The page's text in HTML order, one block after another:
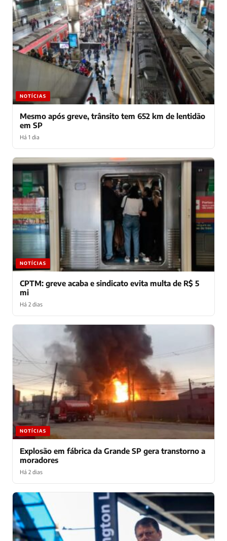
NOTÍCIAS
Mesmo após greve, trânsito tem 652 km de lentidão
em SP
Há 1 dia
NOTÍCIAS
CPTM: greve acaba e sindicato evita multa de R$ 5
mi
Há 2 dias
NOTÍCIAS
Explosão em fábrica da Grande SP gera transtorno a
moradores
Há 2 dias